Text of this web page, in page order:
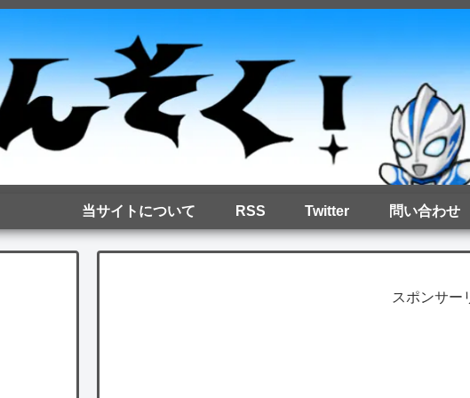
当サイトについて RSS Twitter 問い合わせ
スポンサー